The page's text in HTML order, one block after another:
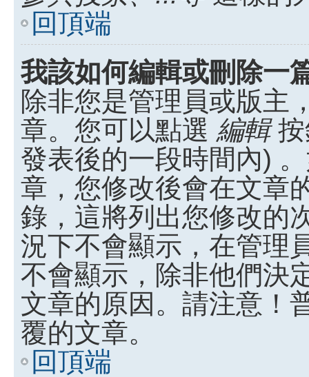
回頂端
我該如何編輯或刪除一
除非您是管理員或版主
章。您可以點選 編輯按
發表後的一段時間內)
章，您修改後會在文章
錄，這將列出您修改的
況下不會顯示，在管理
不會顯示，除非他們決
文章的原因。請注意！
覆的文章。
回頂端